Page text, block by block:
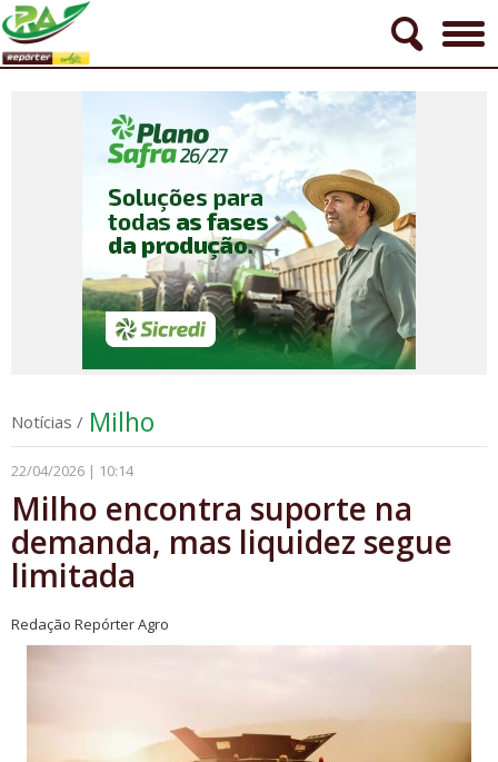
Notícias / Milho
22/04/2026 | 10:14
Milho encontra suporte na
demanda, mas liquidez segue
limitada
Redação Repórter Agro